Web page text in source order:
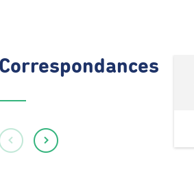
Correspondances